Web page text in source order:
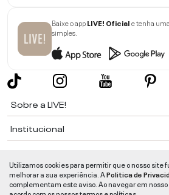
Baixe o appLIVE! Oficiale tenha
simples.
Sobre a LIVE!
Institucional
Ajuda
Utilizamos cookies para permitir que o nosso site
melhorar a sua experiência. APolitica de
complementam este aviso. Ao navegar em